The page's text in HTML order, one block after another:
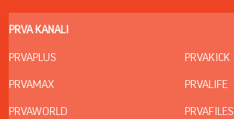
PRVA KANALI
PRVAPLUS
PRVAMAX
PRVAWORLD
PRVAKICK
PRVALIFE
PRVAFILES